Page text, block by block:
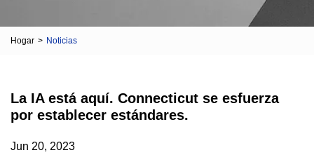
Hogar > Noticias
La IA está aquí. Connecticut se esfuerza
por establecer estándares.
Jun 20, 2023